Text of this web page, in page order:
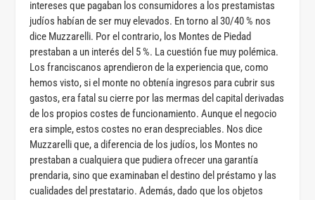
intereses que pagaban los consumidores a los prestamistas
judíos habían de ser muy elevados. En torno al 30/40 % nos
dice Muzzarelli. Por el contrario, los Montes de Piedad
prestaban a un interés del 5 %. La cuestión fue muy polémica.
Los franciscanos aprendieron de la experiencia que, como
hemos visto, si el monte no obtenía ingresos para cubrir sus
gastos, era fatal su cierre por las mermas del capital derivadas
de los propios costes de funcionamiento. Aunque el negocio
era simple, estos costes no eran despreciables. Nos dice
Muzzarelli que, a diferencia de los judíos, los Montes no
prestaban a cualquiera que pudiera ofrecer una garantía
prendaria, sino que examinaban el destino del préstamo y las
cualidades del prestatario. Además, dado que los objetos